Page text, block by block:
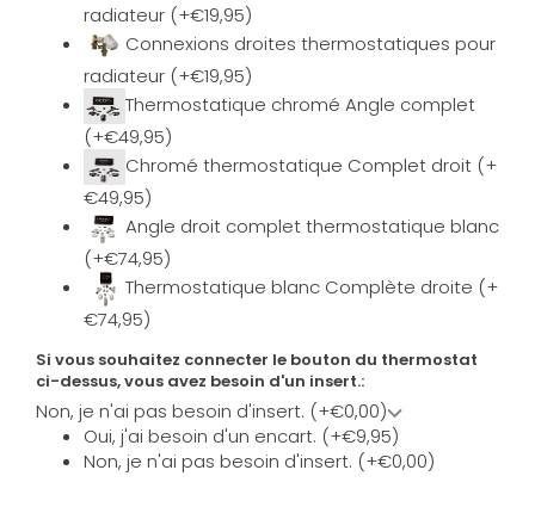
radiateur (+€19,95)
Connexions droites thermostatiques pour
radiateur (+€19,95)
Thermostatique chromé Angle complet
(+€49,95)
Chromé thermostatique Complet droit (+
€49,95)
Angle droit complet thermostatique blanc
(+€74,95)
Thermostatique blanc Complète droite (+
€74,95)
Si vous souhaitez connecter le bouton du thermostat
ci-dessus, vous avez besoin d'un insert.:
Non, je n'ai pas besoin d'insert. (+€0,00)
Oui, j'ai besoin d'un encart. (+€9,95)
Non, je n'ai pas besoin d'insert. (+€0,00)